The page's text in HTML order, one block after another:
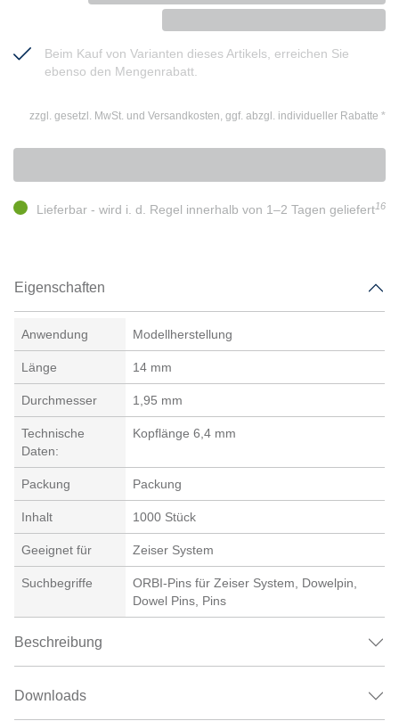
Beim Kauf von Varianten dieses Artikels, erreichen Sie
ebenso den Mengenrabatt.
zzgl. gesetzl. MwSt. und Versandkosten, ggf. abzgl. individueller Rabatte *
Lieferbar - wird i. d. Regel innerhalb von 1–2 Tagen geliefert16
Eigenschaften
Anwendung Modellherstellung
Länge 14 mm
Durchmesser 1,95 mm
Technische
Daten:
Kopflänge 6,4 mm
Packung Packung
Inhalt 1000 Stück
Geeignet für Zeiser System
Suchbegriffe
ORBI-Pins für Zeiser System, Dowelpin,
Dowel Pins, Pins
Beschreibung
Downloads